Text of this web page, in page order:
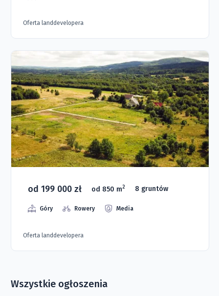
Oferta landdevelopera
od 199 000 zł od 850 m2 8 gruntów
Góry Rowery Media
Oferta landdevelopera
Wszystkie ogłoszenia